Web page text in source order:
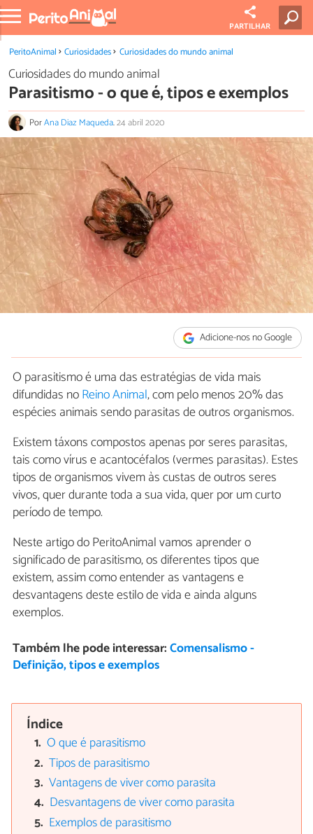
PARTILHAR
PeritoAnimal Curiosidades Curiosidades do mundo animal
Curiosidades do mundo animal
Parasitismo - o que é, tipos e exemplos
PorAna Diaz Maqueda.24 abril 2020
Adicione-nos no Google
O parasitismo é uma das estratégias de vida mais
difundidas noReino Animal, com pelo menos 20% das
espécies animais sendo parasitas de outros organismos.
Existem táxons compostos apenas por seres parasitas,
tais como vírus e acantocéfalos (vermes parasitas). Estes
tipos de organismos vivem às custas de outros seres
vivos, quer durante toda a sua vida, quer por um curto
período de tempo.
Neste artigo do PeritoAnimal vamos aprender o
significado de parasitismo, os diferentes tipos que
existem, assim como entender as vantagens e
desvantagens deste estilo de vida e ainda alguns
exemplos.
Também lhe pode interessar:Comensalismo -
Definição, tipos e exemplos
Índice
O que é parasitismo
Tipos de parasitismo
Vantagens de viver como parasita
Desvantagens de viver como parasita
Exemplos de parasitismo